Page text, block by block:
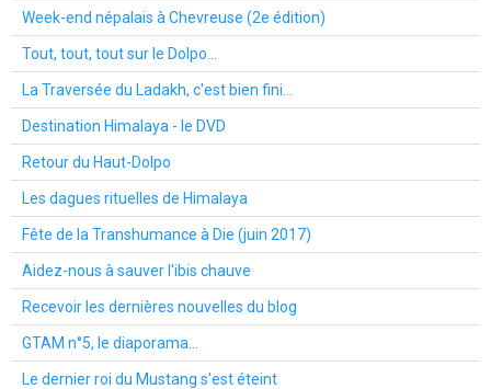
Week-end népalais à Chevreuse (2e édition)
Tout, tout, tout sur le Dolpo...
La Traversée du Ladakh, c'est bien fini...
Destination Himalaya - le DVD
Retour du Haut-Dolpo
Les dagues rituelles de Himalaya
Fête de la Transhumance à Die (juin 2017)
Aidez-nous à sauver l'ibis chauve
Recevoir les dernières nouvelles du blog
GTAM n°5, le diaporama...
Le dernier roi du Mustang s'est éteint